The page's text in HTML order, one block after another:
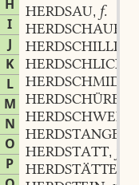
H
I
J
K
L
M
N
O
P
HERDSAU, f.
HERDSCHAUFEL
HERDSCHILLING
HERDSCHLICH
HERDSCHMID
HERDSCHÜRER
HERDSCHWELLE
HERDSTANGE
HERDSTATT,
HERDSTÄTTE